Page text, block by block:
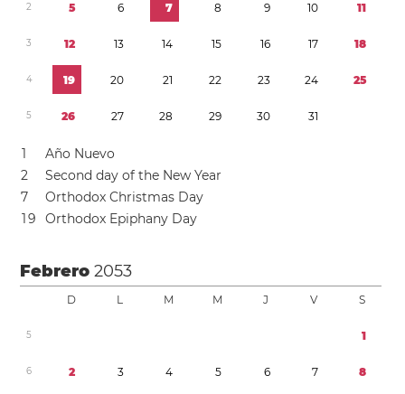
2 5 6 7 8 9 10 11
3 12 13 14 15 16 17 18
4 19 20 21 22 23 24 25
5 26 27 28 29 30 31
1
Año Nuevo
2
Second day of the New Year
7
Orthodox Christmas Day
19 Orthodox Epiphany Day
Febrero2053
D L M M J V S
5 1
6 2 3 4 5 6 7 8